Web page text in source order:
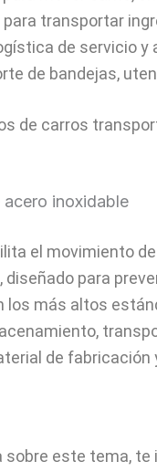
transportar
de servicio
de bandejas,
de carros
inoxidable
el movimiento
diseñado para
los más altos
de
este tema,